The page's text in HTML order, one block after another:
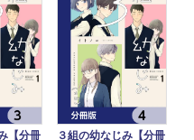
【分冊
３組の幼なじみ【分冊